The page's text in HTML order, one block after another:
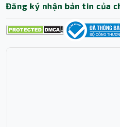
Đăng ký nhận bản tin của